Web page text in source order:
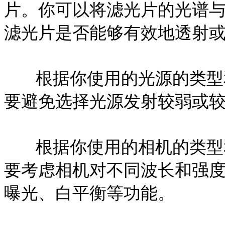
片。你可以将滤光片的光谱
滤光片是否能够有效地透射
根据你使用的光源的类
要避免选择光源发射较弱或
根据你使用的相机的类
要考虑相机对不同波长和强
曝光、白平衡等功能。